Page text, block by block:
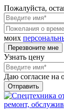
Пожалуйста,
моих
Перезвоните мне
Узнать цену
Даю согласие на
Отправить